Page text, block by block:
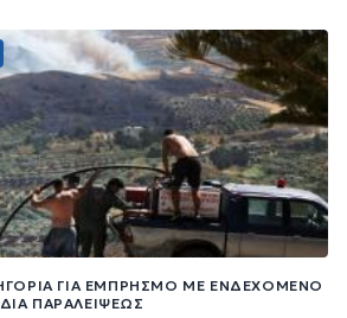
ΓΙΑ ΕΜΠΡΗΣΜΌ ΜΕ ΕΝΔΕΧΌΜΕΝΟ
ΠΑΡΑΛΕΊΨΕΩΣ